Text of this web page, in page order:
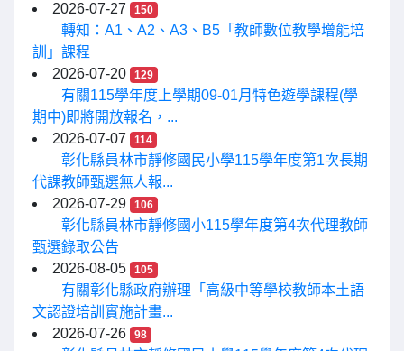
2026-07-27
150
轉知：A1、A2、A3、B5「教師數位教學增能培
訓」課程
2026-07-20
129
有關115學年度上學期09-01月特色遊學課程(學
期中)即將開放報名，...
2026-07-07
114
彰化縣員林市靜修國民小學115學年度第1次長期
代課教師甄選無人報...
2026-07-29
106
彰化縣員林市靜修國小115學年度第4次代理教師
甄選錄取公告
2026-08-05
105
有關彰化縣政府辦理「高級中等學校教師本土語
文認證培訓實施計畫...
2026-07-26
98